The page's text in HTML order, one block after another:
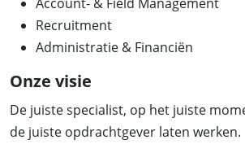
Recruitment
Administratie & Financiën
Onze visie
De juiste specialist, op het juiste
de juiste opdrachtgever laten werken.